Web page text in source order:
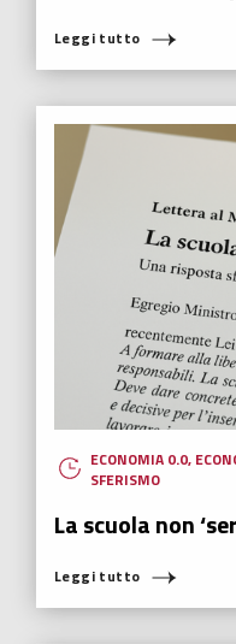
Leggi tutto
ECONOMIA 0.0,
SFERISMO
La scuola non
Leggi tutto